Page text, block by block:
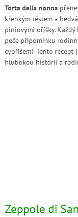
Torta della nonna
křehkým těstem a
piniovými oříšky.
peče připomínku
cypřišemi. Tento recept
hlubokou historií a
Zeppole di